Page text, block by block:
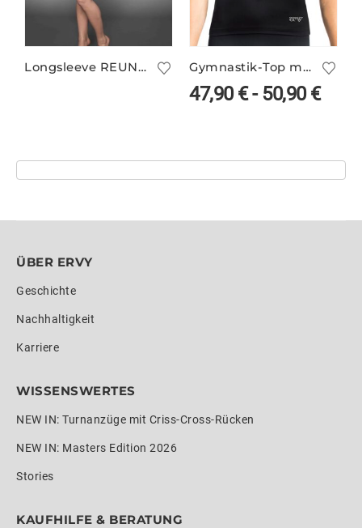
Longsleeve REUNION/1 Gymnastik-Top mit I love Gym Glitzermotiv – GUADELOUPE/5
47,90€-50,90€
ÜBER ERVY
Geschichte
Nachhaltigkeit
Karriere
WISSENSWERTES
NEW IN: Turnanzüge mit Criss-Cross-Rücken
NEW IN: Masters Edition 2026
Stories
KAUFHILFE & BERATUNG